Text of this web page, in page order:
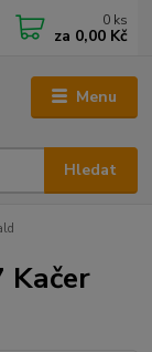
Menu
Hledat
0 ks
za 0,00 Kč
Kačer